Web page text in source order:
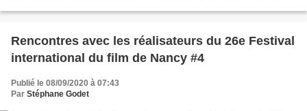
Rencontres avec les réalisateurs du 26e Festival
international du film de Nancy #4
Publié le 08/09/2020 à 07:43
Par Stéphane Godet